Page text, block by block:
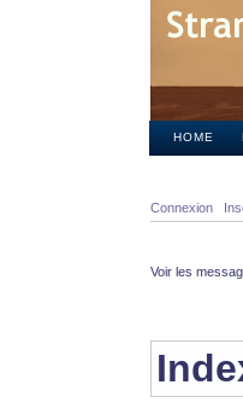
HOME
Connexion
Voir les